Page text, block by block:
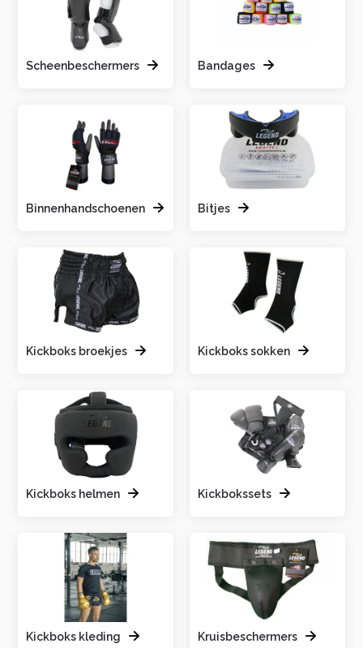
Scheenbeschermers Bandages
Binnenhandschoenen Bitjes
Kickboks broekjes Kickboks sokken
Kickboks helmen Kickbokssets
Kickboks kleding Kruisbeschermers